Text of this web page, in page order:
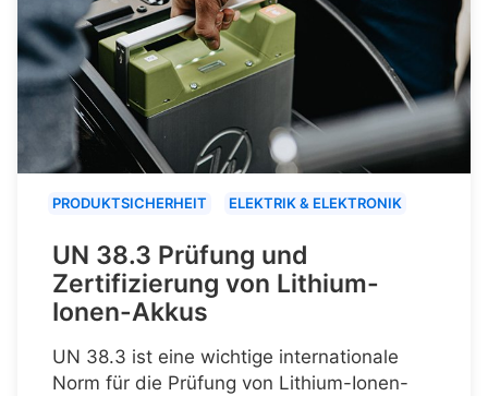
PRODUKTSICHERHEIT ELEKTRIK & ELEKTRONIK
UN 38.3 Prüfung und
Zertifizierung von Lithium-
Ionen-Akkus
UN 38.3 ist eine wichtige internationale
Norm für die Prüfung von Lithium-Ionen-